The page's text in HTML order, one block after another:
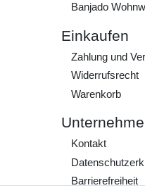
Banjado
Einkaufen
Zahlung und
Widerrufs­recht
Warenkorb
Kontakt
Barrierefreiheit